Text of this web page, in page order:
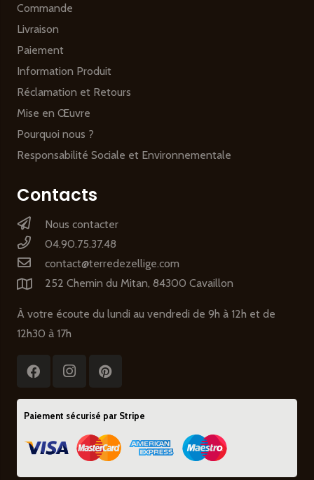
Commande
Livraison
Paiement
Information Produit
Réclamation et Retours
Mise en Œuvre
Pourquoi nous ?
Responsabilité Sociale et Environnementale
Contacts
Nous contacter
04.90.75.37.48
contact@terredezellige.com
252 Chemin du Mitan, 84300 Cavaillon
À votre écoute du lundi au vendredi de 9h à 12h et de
12h30 à 17h
Paiement sécurisé par Stripe